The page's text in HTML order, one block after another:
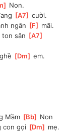
Non.
[A7 ] cười.
ngân [F
mãi.
] ton sân [A7
[Dm ] em.
Mầm [Bb
Non
con gọi [Dm
mẹ.